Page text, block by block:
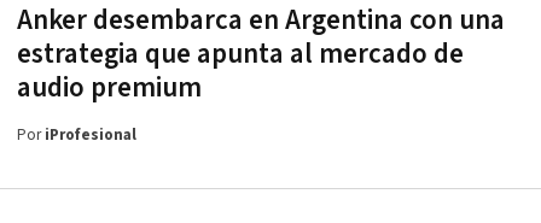
Anker desembarca en Argentina con una
estrategia que apunta al mercado de
audio premium
PoriProfesional